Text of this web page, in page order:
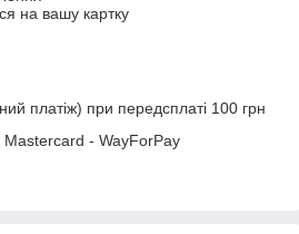
на вашу картку
платіж) при передсплаті 100 грн
- WayForPay